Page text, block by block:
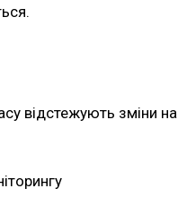
відстежують зміни на